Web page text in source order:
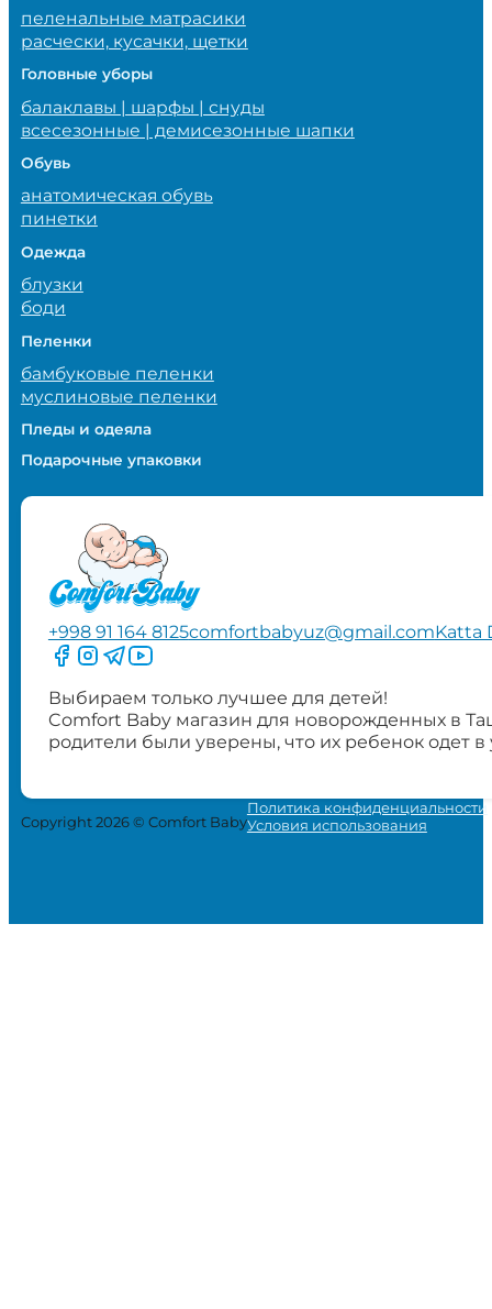
пеленальные матрасики
расчески, кусачки, щетки
Головные уборы
балаклавы | шарфы | снуды
всесезонные | демисезонные шапки
Обувь
анатомическая обувь
пинетки
Одежда
блузки
боди
Пеленки
бамбуковые пеленки
муслиновые пеленки
Пледы и одеяла
Подарочные упаковки
+998 91 164 8125comfortbabyuz@gmail.comKatta
Следите за нами на Facebook
Следите за нами в Instagram
Следите за нами в Telegram
Следите за нами в YouTube
Выбираем только лучшее для детей!
Comfort Baby магазин для новорожденных в
родители были уверены, что их ребенок одет
Copyright 2026 © Comfort Baby
Политика конфиденциальности
Условия использования